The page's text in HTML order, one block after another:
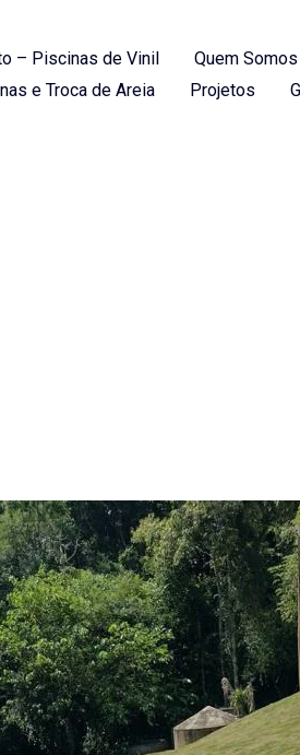
– Piscinas de Vinil Quem Somos
e Troca de Areia
Projetos